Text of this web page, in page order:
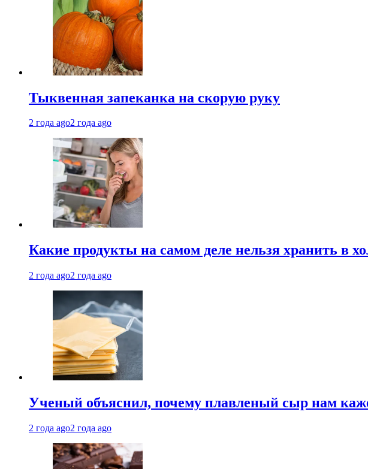
Тыквенная запеканка на скорую руку
2 года ago2 года ago
Какие продукты на самом деле нельзя хранить в
2 года ago2 года ago
Ученый объяснил, почему плавленый сыр нам
2 года ago2 года ago